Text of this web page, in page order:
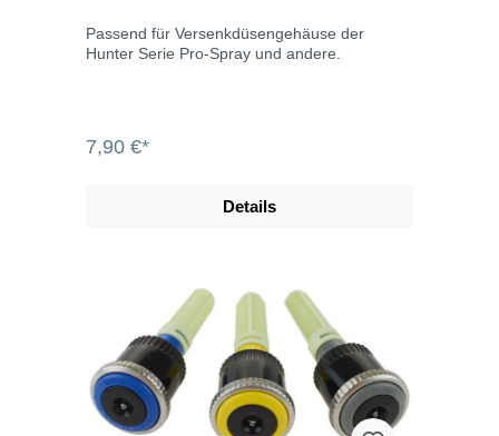
Passend für Versenkdüsengehäuse der
Hunter Serie Pro-Spray und andere.
7,90 €*
Details